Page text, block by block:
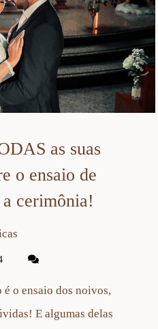
as suas
o ensaio de
cerimônia!
é o ensaio dos noivos,
E algumas delas